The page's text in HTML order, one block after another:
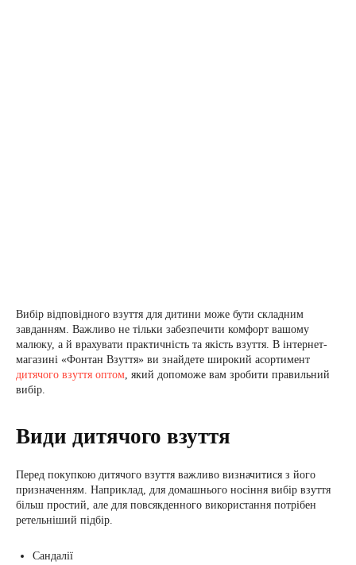
Вибір відповідного взуття для дитини може бути складним
завданням. Важливо не тільки забезпечити комфорт вашому
малюку, а й врахувати практичність та якість взуття. В інтернет-
магазині «Фонтан Взуття» ви знайдете широкий асортимент
дитячого взуття оптом, який допоможе вам зробити правильний
вибір.
Види дитячого взуття
Перед покупкою дитячого взуття важливо визначитися з його
призначенням. Наприклад, для домашнього носіння вибір взуття
більш простий, але для повсякденного використання потрібен
ретельніший підбір.
Сандалії